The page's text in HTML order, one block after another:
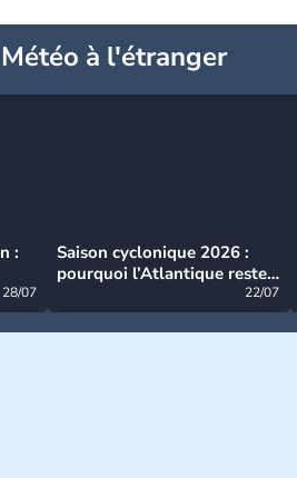
à l'étranger
:
28/07
Saison cyclonique 2026 :
pourquoi l’Atlantique reste
22/07